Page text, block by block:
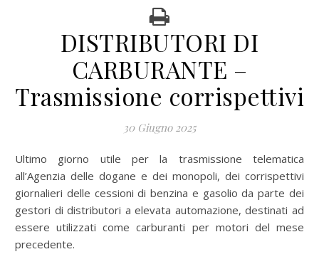
DISTRIBUTORI DI
CARBURANTE –
Trasmissione corrispettivi
30 Giugno 2025
Ultimo giorno utile per la trasmissione telematica
all’Agenzia delle dogane e dei monopoli, dei corrispettivi
giornalieri delle cessioni di benzina e gasolio da parte dei
gestori di distributori a elevata automazione, destinati ad
essere utilizzati come carburanti per motori del mese
precedente.